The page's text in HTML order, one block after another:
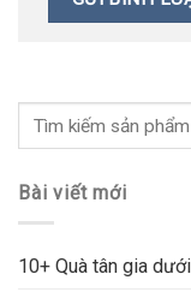
Bài viết mới
10+ Quà tân gia